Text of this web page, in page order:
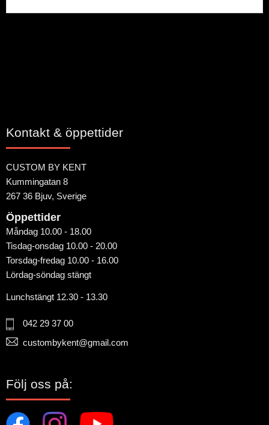
Kontakt & öppettider
CUSTOM BY KENT
Kummingatan 8
267 36 Bjuv, Sverige
Öppettider
Måndag 10.00 - 18.00
Tisdag-onsdag 10.00 - 20.00
Torsdag-fredag 10.00 - 16.00
Lördag-söndag stängt
Lunchstängt 12.30 - 13.30
042 29 37 00
custombykent@gmail.com
Följ oss på: